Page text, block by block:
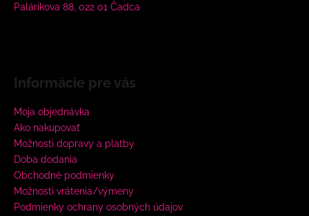
Palárikova 88, 022 01 Čadca
Informácie pre vás
Moja objednávka
Ako nakupovať
Možnosti dopravy a platby
Doba dodania
Obchodné podmienky
Možnosti vrátenia/výmeny
Podmienky ochrany osobných údajov